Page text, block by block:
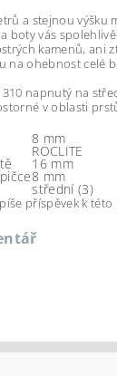
a stejnou výšku
boty vás
kamenů, ani
na ohebnost celé
310 napnutý na
v oblasti
8 mm
ROCLITE
16 mm
8 mm
střední (3)
příspěvek k této